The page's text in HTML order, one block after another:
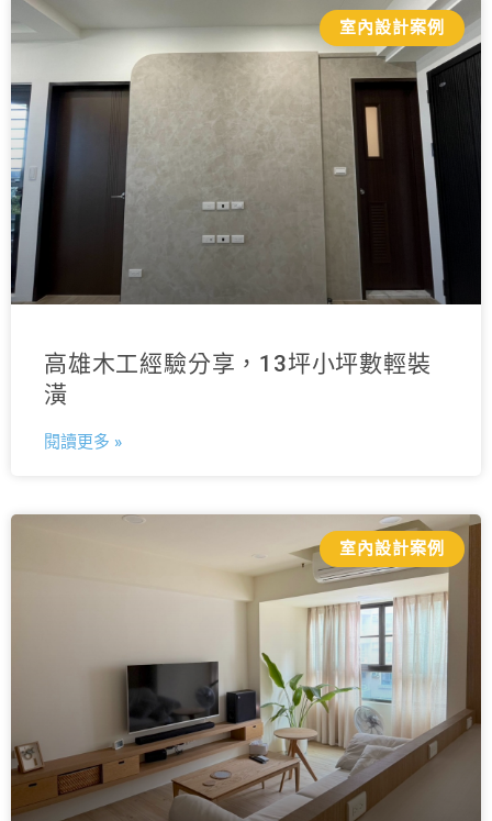
室內設計案例
高雄木工經驗分享，13坪小坪數輕裝
潢
閱讀更多 »
室內設計案例